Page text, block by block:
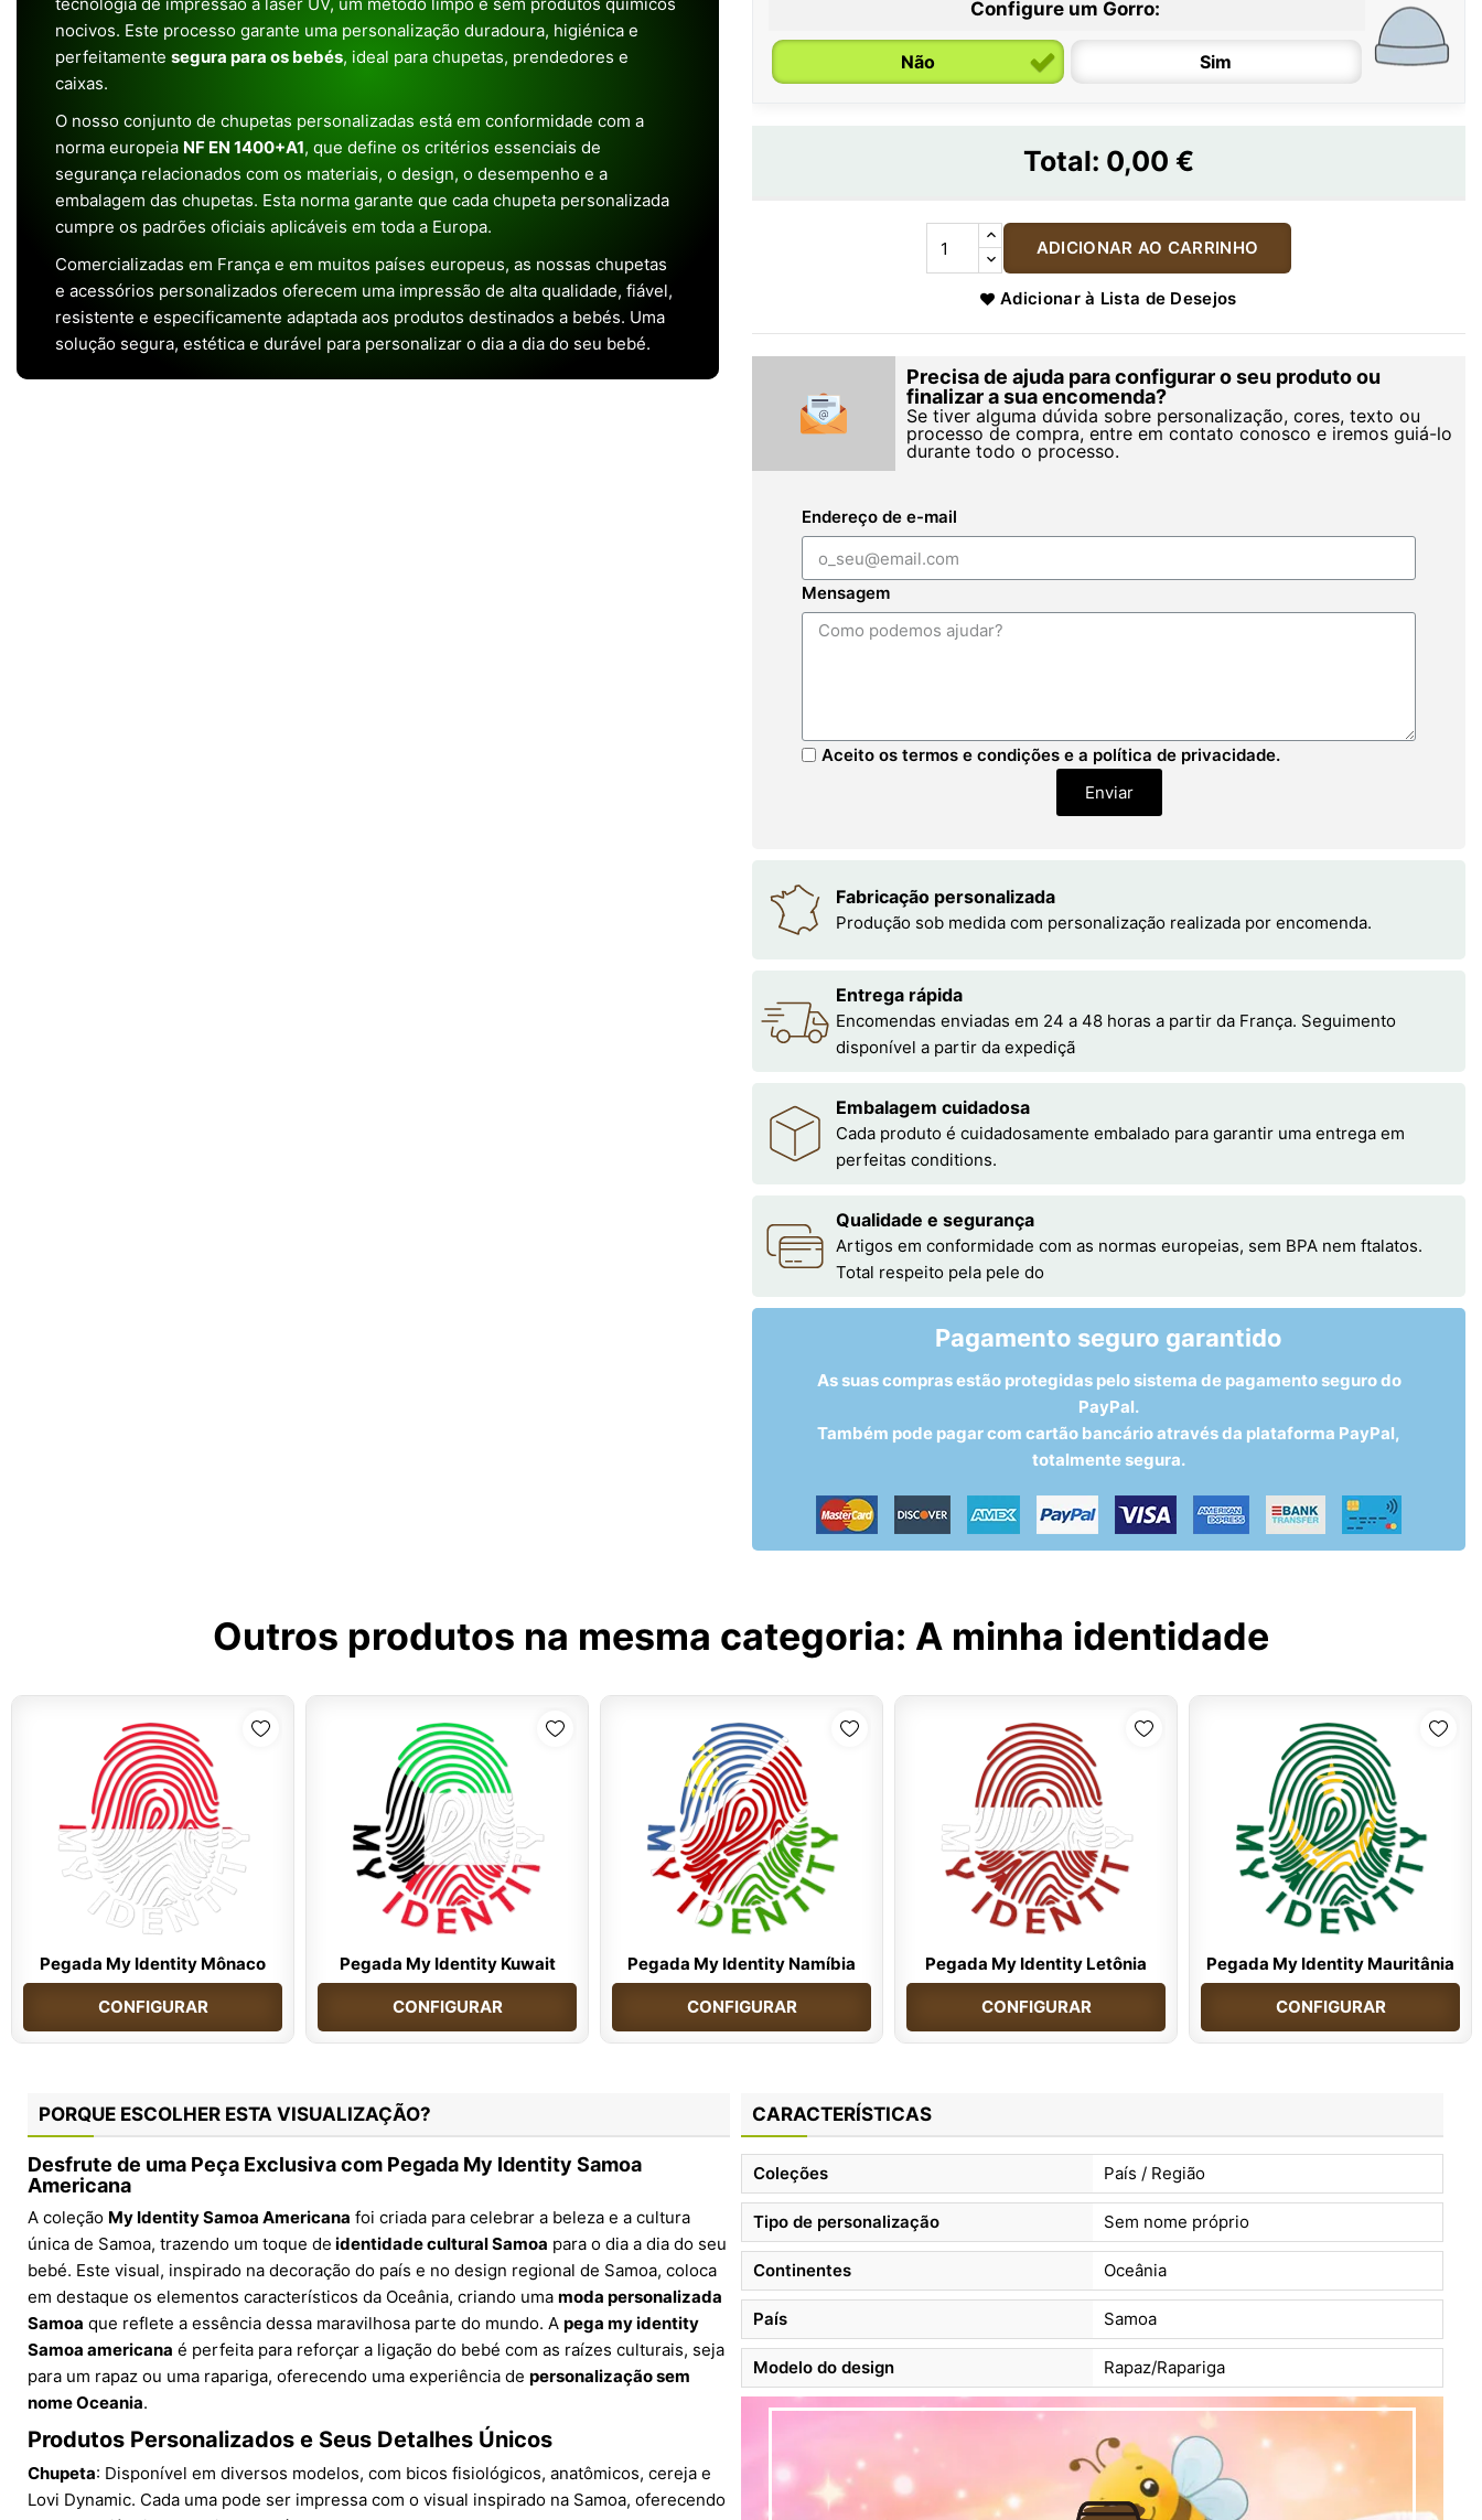
nocivos. Este processo garante uma personalização duradoura, higiénica e
perfeitamente segura para os bebés, ideal para chupetas, prendedores e
caixas.
O nosso conjunto de chupetas personalizadas está em conformidade com a
norma europeia NF EN 1400+A1, que define os critérios essenciais de
segurança relacionados com os materiais, o design, o desempenho e a
embalagem das chupetas. Esta norma garante que cada chupeta personalizada
cumpre os padrões oficiais aplicáveis em toda a Europa.
Comercializadas em França e em muitos países europeus, as nossas chupetas
e acessórios personalizados oferecem uma impressão de alta qualidade, fiável,
resistente e especificamente adaptada aos produtos destinados a bebés. Uma
solução segura, estética e durável para personalizar o dia a dia do seu bebé.
Configure um Gorro:
Não Sim
Total: 0,00 €
ADICIONAR AO CARRINHO
Adicionar à Lista de Desejos
Precisa de ajuda para configurar o seu produto ou
finalizar a sua encomenda?
Se tiver alguma dúvida sobre personalização, cores, texto ou
processo de compra, entre em contato conosco e iremos guiá-lo
durante todo o processo.
Endereço de e-mail
Mensagem
Aceito os termos e condições e a política de privacidade.
Enviar
Fabricação personalizada
Produção sob medida com personalização realizada por encomenda.
Entrega rápida
Encomendas enviadas em 24 a 48 horas a partir da França. Seguimento
disponível a partir da expediçã
Embalagem cuidadosa
Cada produto é cuidadosamente embalado para garantir uma entrega em
perfeitas conditions.
Qualidade e segurança
Artigos em conformidade com as normas europeias, sem BPA nem ftalatos.
Total respeito pela pele do
Pagamento seguro garantido
As suas compras estão protegidas pelo sistema de pagamento seguro do
PayPal.
Também pode pagar com cartão bancário através da plataforma PayPal,
totalmente segura.
Outros produtos na mesma categoria: A minha identidade
Pegada My Identity Mônaco
CONFIGURAR
Pegada My Identity Kuwait
CONFIGURAR
Pegada My Identity Namíbia
CONFIGURAR
Pegada My Identity Letônia
CONFIGURAR
Pegada My Identity Mauritânia
CONFIGURAR
PORQUE ESCOLHER ESTA VISUALIZAÇÃO?
Desfrute de uma Peça Exclusiva com Pegada My Identity Samoa
Americana
A coleção My Identity Samoa Americana foi criada para celebrar a beleza e a cultura
única de Samoa, trazendo um toque de identidade cultural Samoa para o dia a dia do seu
bebé. Este visual, inspirado na decoração do país e no design regional de Samoa, coloca
em destaque os elementos característicos da Oceânia, criando uma moda personalizada
Samoa que reflete a essência dessa maravilhosa parte do mundo. A pega my identity
Samoa americana é perfeita para reforçar a ligação do bebé com as raízes culturais, seja
para um rapaz ou uma rapariga, oferecendo uma experiência de personalização sem
nome Oceania.
Produtos Personalizados e Seus Detalhes Únicos
Chupeta: Disponível em diversos modelos, com bicos fisiológicos, anatômicos, cereja e
Lovi Dynamic. Cada uma pode ser impressa com o visual inspirado na Samoa, oferecendo
CARACTERÍSTICAS
Coleções País / Região
Tipo de personalização Sem nome próprio
Continentes Oceânia
País Samoa
Modelo do design Rapaz/Rapariga